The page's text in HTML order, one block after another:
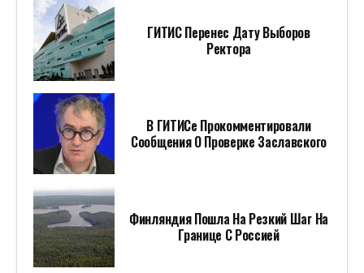
ГИТИС Перенес Дату Выборов
Ректора
В ГИТИСе Прокомментировали
Сообщения О Проверке Заславского
Финляндия Пошла На Резкий Шаг На
Границе С Россией